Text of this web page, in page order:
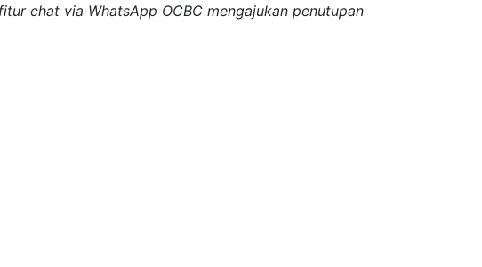
chat via WhatsApp OCBC mengajukan penutupan